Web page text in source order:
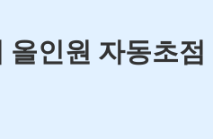
올인원 자동초